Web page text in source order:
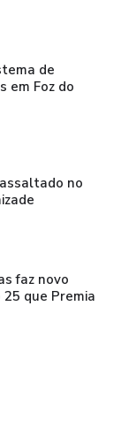
de
em Foz do
no
faz novo
que Premia